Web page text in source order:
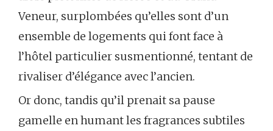
Veneur, surplombées qu’elles sont d’un
ensemble de logements qui font face à
l’hôtel particulier susmentionné, tentant de
rivaliser d’élégance avec l’ancien.
Or donc, tandis qu’il prenait sa pause
gamelle en humant les fragrances subtiles